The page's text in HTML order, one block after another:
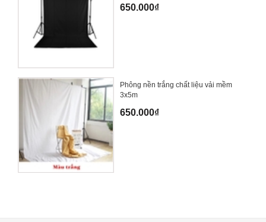
650.000₫
Phông nền trắng chất liệu vải mềm
3x5m
650.000₫